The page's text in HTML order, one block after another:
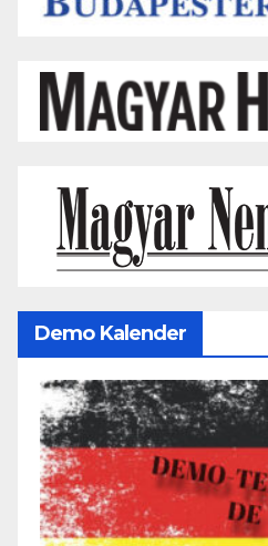
Demo Kalender